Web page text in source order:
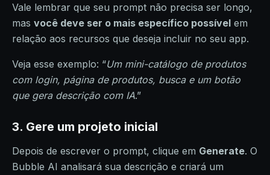
Vale lembrar que seu prompt não precisa ser longo,
mas você deve ser o mais específico possível em
relação aos recursos que deseja incluir no seu app.
Veja esse exemplo: “Um mini-catálogo de produtos
com login, página de produtos, busca e um botão
que gera descrição com IA.”
3. Gere um projeto inicial
Depois de escrever o prompt, clique em Generate. O
Bubble AI analisará sua descrição e criará um